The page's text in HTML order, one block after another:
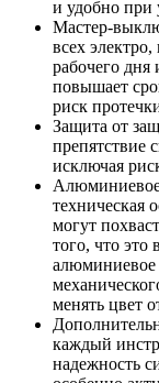
и удобно при
Мастер-
всех
рабочего дня
повышает
риск
Защита от
препятствие
исключая
Алюминиевое
техническая
могут
того, что это
алюминиевое
менять цвет
каждый
надежность